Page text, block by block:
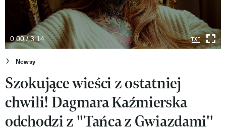
Styl życia
Kultura
Wideo
Nasze akcje
VIVA!ART
VIVA!MODA
0:00 / 3:14
Newsy
Szokujące wieści z ostatniej
chwili! Dagmara Kaźmierska
odchodzi z ''Tańca z Gwiazdami''